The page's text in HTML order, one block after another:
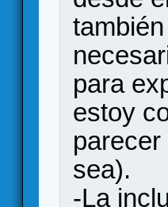
para
estoy
sea).
-La